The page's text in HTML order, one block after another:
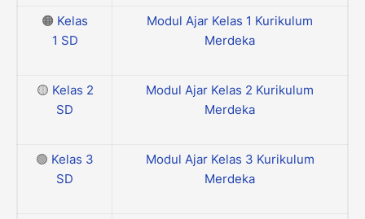
🟠 Kelas
1 SD
Modul Ajar Kelas 1 Kurikulum
Merdeka
🟡 Kelas 2
SD
Modul Ajar Kelas 2 Kurikulum
Merdeka
🟢 Kelas 3
SD
Modul Ajar Kelas 3 Kurikulum
Merdeka